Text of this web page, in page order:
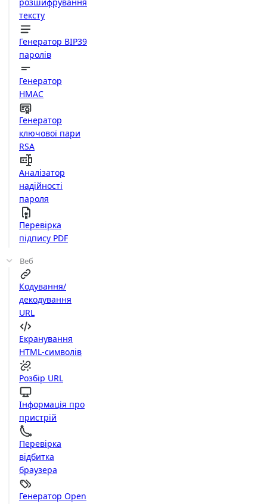
тексту
Генератор BIP39
паролів
Генератор
HMAC
Генератор
ключової пари
RSA
Аналізатор
надійності
пароля
Перевірка
підпису PDF
Веб
Кодування/
декодування
URL
Екранування
HTML-символів
Розбір URL
Інформація про
пристрій
Перевірка
відбитка
браузера
Генератор Open